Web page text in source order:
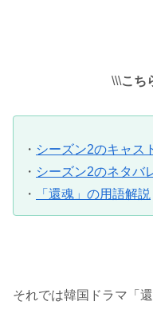
\\\こち
・ シーズン2のキャス
・ シーズン2のネタバ
・
「還魂」の用語解説
それでは韓国ドラマ「